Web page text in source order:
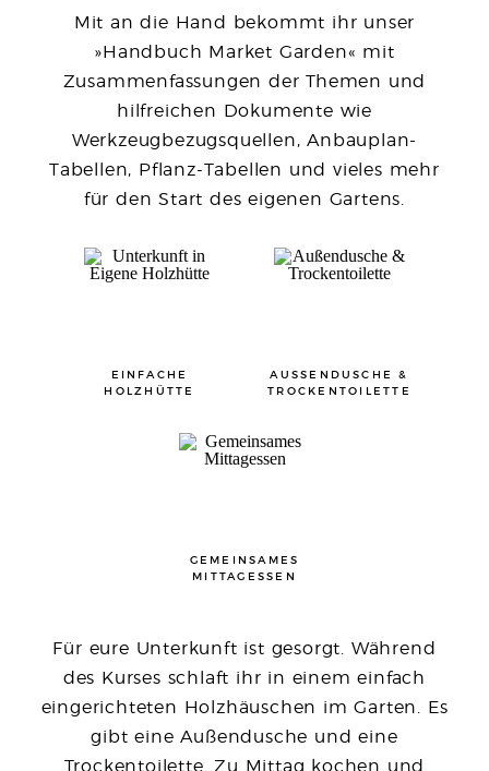
Mit an die Hand bekommt ihr unser
»Handbuch Market Garden« mit
Zusammenfassungen der Themen und
hilfreichen Dokumente wie
Werkzeugbezugsquellen, Anbauplan-
Tabellen, Pflanz-Tabellen und vieles mehr
für den Start des eigenen Gartens.
EINFACHE
HOLZHÜTTE
AUSSENDUSCHE &
TROCKENTOILETTE
GEMEINSAMES
MITTAGESSEN
Für eure Unterkunft ist gesorgt. Während
des Kurses schlaft ihr in einem einfach
eingerichteten Holzhäuschen im Garten. Es
gibt eine Außendusche und eine
Trockentoilette. Zu Mittag kochen und